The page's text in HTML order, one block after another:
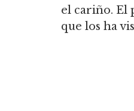
el cariño. El
que los ha